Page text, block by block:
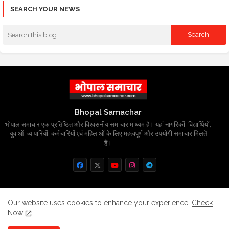
SEARCH YOUR NEWS
Bhopal Samachar
भोपाल समाचार एक प्रतिष्ठित और विश्वसनीय समाचार माध्यम है। यहां नागरिकों, विद्यार्थियों,
युवाओं, व्यापारियों, कर्मचारियों एवं महिलाओं के लिए महत्वपूर्ण और उपयोगी समाचार मिलते
हैं।
Home About Contact us
Privacy Policy
Our website uses cookies to enhance your experience. Check
Now